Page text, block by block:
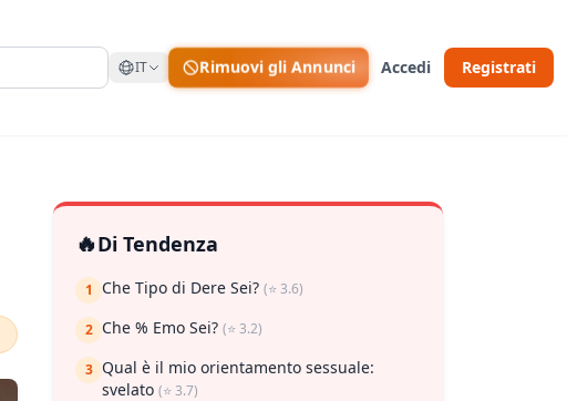
IT Rimuovi gli Annunci Accedi Registrati
🔥Di Tendenza
1 Che Tipo di Dere Sei? (⭐ 3.6)
2 Che % Emo Sei? (⭐ 3.2)
3 Qual è il mio orientamento sessuale:
svelato (⭐ 3.7)